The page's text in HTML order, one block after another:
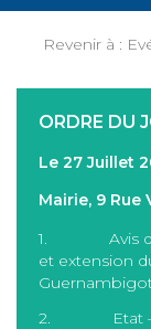
Revenir à :
ORDRE DU
Le 27 Juillet
Mairie, 9 Rue
1. Avis du
et extension
2. Etat –